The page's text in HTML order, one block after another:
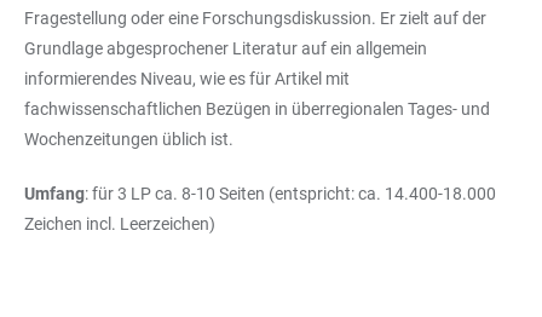
Fragestellung oder eine Forschungsdiskussion. Er zielt auf der
Grundlage abgesprochener Literatur auf ein allgemein
informierendes Niveau, wie es für Artikel mit
fachwissenschaftlichen Bezügen in überregionalen Tages- und
Wochenzeitungen üblich ist.
Umfang: für 3 LP ca. 8-10 Seiten (entspricht: ca. 14.400-18.000
Zeichen incl. Leerzeichen)